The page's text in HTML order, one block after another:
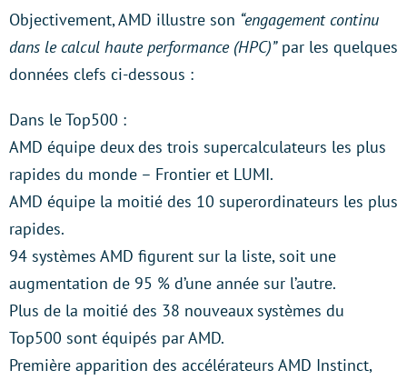
Objectivement, AMD illustre son “engagement continu
dans le calcul haute performance (HPC)”par les quelques
données clefs ci-dessous :
Dans le Top500 :
AMD équipe deux des trois supercalculateurs les plus
rapides du monde – Frontier et LUMI.
AMD équipe la moitié des 10 superordinateurs les plus
rapides.
94 systèmes AMD figurent sur la liste, soit une
augmentation de 95 % d’une année sur l’autre.
Plus de la moitié des 38 nouveaux systèmes du
Top500 sont équipés par AMD.
Première apparition des accélérateurs AMD Instinct,